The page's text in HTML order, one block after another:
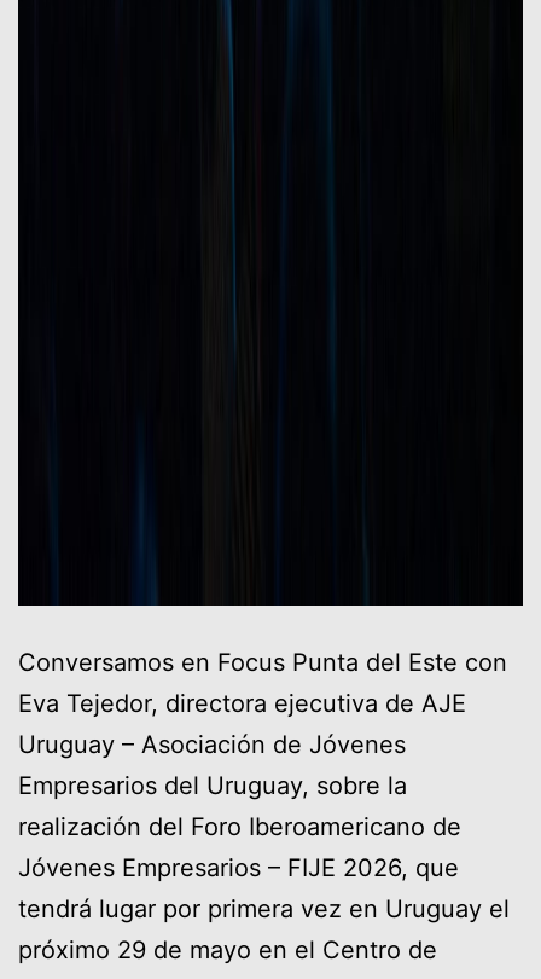
Conversamos en Focus Punta del Este con
Eva Tejedor, directora ejecutiva de AJE
Uruguay – Asociación de Jóvenes
Empresarios del Uruguay, sobre la
realización del Foro Iberoamericano de
Jóvenes Empresarios – FIJE 2026, que
tendrá lugar por primera vez en Uruguay el
próximo 29 de mayo en el Centro de